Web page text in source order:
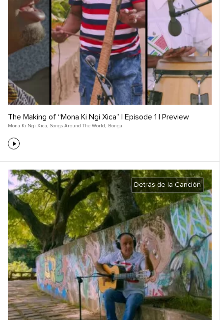
The Making of “Mona Ki Ngi Xica” | Episode 1 | Preview
Mona Ki Ngi Xica , Songs Around The World , Bonga
Detrás de la Canción